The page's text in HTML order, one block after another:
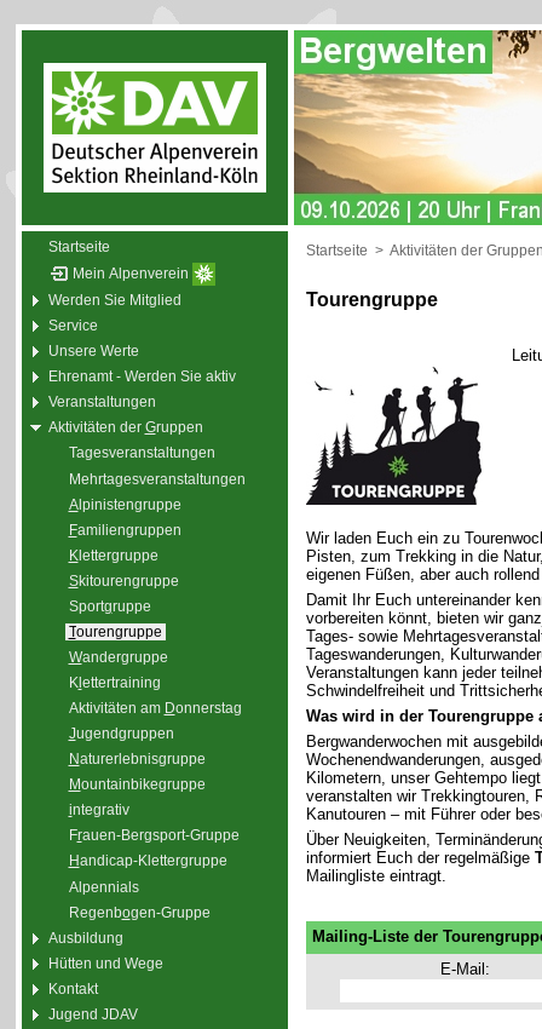
Startseite
Mein Alpenverein
Werden Sie Mitglied
Service
Unsere Werte
Ehrenamt - Werden Sie aktiv
Veranstaltungen
Aktivitäten der Gruppen
Tagesveranstaltungen
Mehrtagesveranstaltungen
Alpinistengruppe
Familiengruppen
Klettergruppe
Skitourengruppe
Sportgruppe
Tourengruppe
Wandergruppe
Kl ettertraining
Aktivitäten am Donnerstag
Jugendgruppen
Naturerlebnisgruppe
Mountainbikegruppe
integrativ
Frauen-Bergsport-Gruppe
Handicap-Klettergruppe
Alpennials
Regenbogen-Gruppe
Ausbildung
Hütten und Wege
Kontakt
Jugend JDAV
Startseite > Aktivitäten der
Tourengruppe
Wir laden Euch ein zu
Pisten, zum Trekking in die
eigenen Füßen, aber auch
Damit Ihr Euch untereinander
vorbereiten könnt, bieten wir
Tages- sowie
Tageswanderungen,
Veranstaltungen kann jeder
Schwindelfreiheit und
Was wird in der Tourengruppe
Bergwanderwochen mit
Wochenendwanderungen,
Kilometern, unser Gehtempo
veranstalten wir Trekkingtouren,
Kanutouren – mit Führer oder
Über Neuigkeiten,
informiert Euch der regelmäßige
Mailingliste eintragt.
Mailing-Liste der
E-Mail: